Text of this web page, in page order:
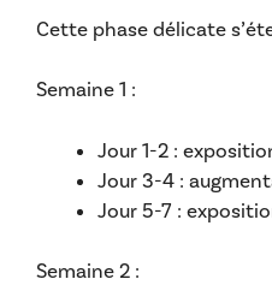
Cette phase délicate
Semaine 1 :
Jour 1-2 :
Jour 3-4 :
Jour 5-7 :
Semaine 2 :